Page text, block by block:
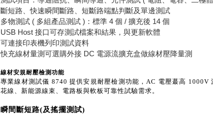
斷短路、快速瞬間斷路、短斷路端點判斷及單邊測試
多物測試 ( 多組產品測試 )：標準 4 個 / 擴充後 14 個
USB Host 接口可存測試檔案和結果，與更新軟體
可連接印表機列印測試資料
快充線材量測可選購外接 DC 電源流擴充盒做線材壓降量測
線材安規耐壓檢測功能
專業線材測試儀 8740 提供安規耐壓檢測功能，AC 電壓蕞高
花線、新能源線束、電路板與軟板可靠性試驗需求。
瞬間斷短路(及搖擺測試)